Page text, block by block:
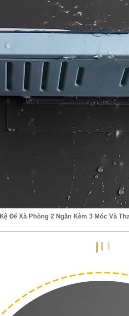
Kệ Để Xà Phòng 2 Ngăn Kèm 3 Móc Và